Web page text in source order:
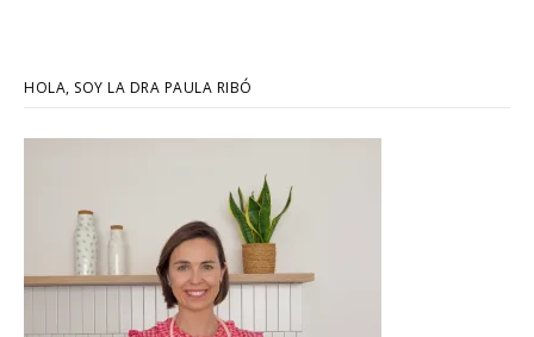
HOLA, SOY LA DRA PAULA RIBÓ